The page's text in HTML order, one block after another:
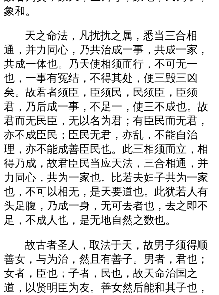
象和。
天之命法，凡扰扰之属，悉当三合相
通，并力同心，乃共治成一事，共成一家，
共成一体也。乃天使相须而行，不可无一
也，一事有冤结，不得其处，便三毁三凶
矣。故君者须臣，臣须民，民须臣，臣须
君，乃后成一事，不足一，使三不成也。故
君而无民臣，无以名为君；有臣民而无君，
亦不成臣民；臣民无君，亦乱，不能自治
理，亦不能成善臣民也。此三相须而立，相
得乃成，故君臣民当应天法，三合相通，并
力同心，共为一家也。比若夫妇子共为一家
也，不可以相无，是天要道也。此犹若人有
头足腹，乃成一身，无可去者也，去之即不
足，不成人也，是无地自然之数也。
故古者圣人，取法于天，故男子须得顺
善女，与为治，然且有善子。男者，君也；
女者，臣也；子者，民也，故天命治国之
道，以贤明臣为友。善女然后能和其子也，